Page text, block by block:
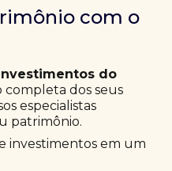
com o
do
completa dos seus
especialistas
patrimônio.
investimentos em um